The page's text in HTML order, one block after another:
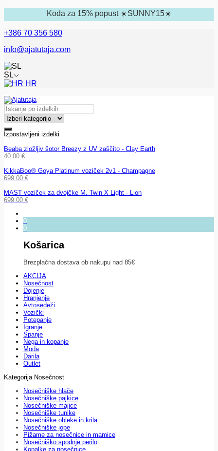
Koda za 15% popust ☀️SUNNY15☀️
+386 70 356 580
info@ajatutaja.com
SL
HR
Izpostavljeni izdelki
Beaba zložljiv šotor Breezy z UV zaščito - Clay Earth
40.00 €
KikkaBoo® Goya Platinum voziček 2v1 - Champagne
699.00 €
MAST voziček za dvojčke M. Twin X Light - Lion
699.00 €
0
0
Košarica
Brezplačna dostava ob nakupu nad 85€
AKCIJA
Nosečnost
Dojenje
Hranjenje
Avtosedeži
Vozički
Potepanje
Igranje
Spanje
Nega in kopanje
Moda
Darila
Outlet
Kategorija Nosečnost
Nosečniške hlače
Nosečniške pajkice
Nosečniške majice
Nosečniške tunike
Nosečniške obleke in krila
Nosečniške jope
Pižame za nosečnice in mamice
Nosečniško spodnje perilo
Kopalke za nosečnice